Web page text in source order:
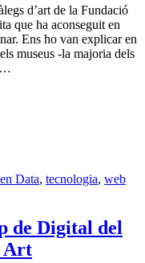
d’art de la Fundació
que ha aconseguit en
Ens ho van explicar en
museus -la majoria dels
Data, tecnologia, web
de Digital del
Art